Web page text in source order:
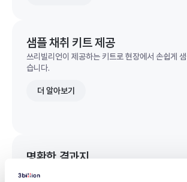
샘플 채취 키트 제공
쓰리빌리언이 제공하는 키트로 현장에서 손쉽게
습니다.
더 알아보기
명확한 결과지